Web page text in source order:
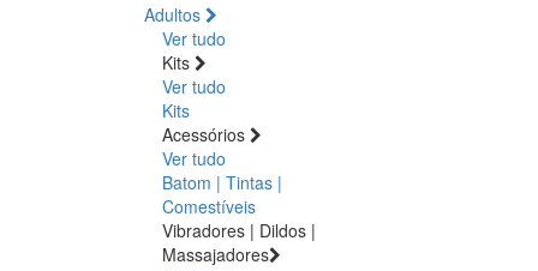
Adultos
Ver tudo
Kits
Ver tudo
Kits
Acessórios
Ver tudo
Batom | Tintas |
Comestíveis
Vibradores | Dildos |
Massajadores